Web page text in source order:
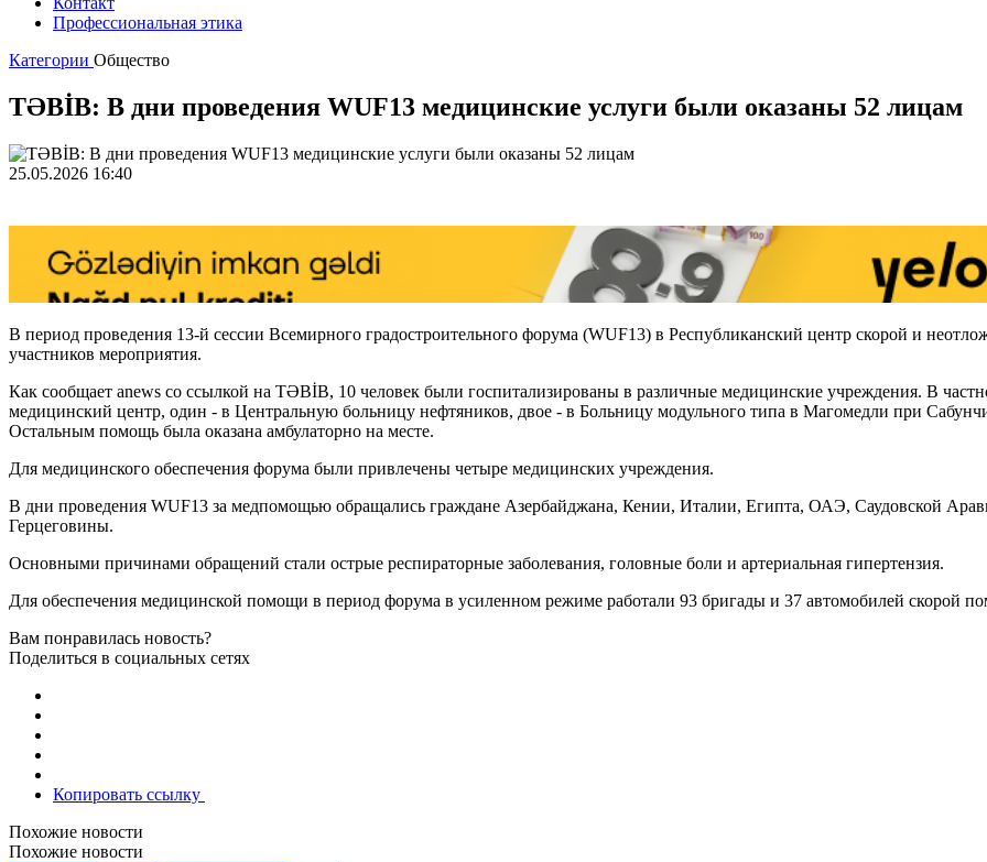
Профессиональная этика
Категории Общество
TƏBİB: В дни проведения WUF13 медицинские услуги были оказаны 52 лицам
25.05.2026 16:40
В период проведения 13-й сессии Всемирного градостроительного форума (WUF13) в Республиканский центр скорой и
участников мероприятия.
Как сообщает anews со ссылкой на TƏBİB, 10 человек были госпитализированы в различные медицинские учреждения. В
медицинский центр, один - в Центральную больницу нефтяников, двое - в Больницу модульного типа в Магомедли при
Остальным помощь была оказана амбулаторно на месте.
Для медицинского обеспечения форума были привлечены четыре медицинских учреждения.
В дни проведения WUF13 за медпомощью обращались граждане Азербайджана, Кении, Италии, Египта, ОАЭ, Саудовской
Герцеговины.
Основными причинами обращений стали острые респираторные заболевания, головные боли и артериальная гипертензия.
Для обеспечения медицинской помощи в период форума в усиленном режиме работали 93 бригады и 37 автомобилей скорой
Вам понравилась новость?
Поделиться в социальных сетях
Копировать ссылку
Похожие новости
Похожие новости